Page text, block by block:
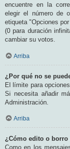
encuentre en la
elegir el número de
etiqueta "Opciones
(0 para duración
cambiar su votos.
Arriba
¿Por qué no se
El límite para
Si necesita añadir
Administración.
Arriba
¿Cómo edito o borro
Como en los